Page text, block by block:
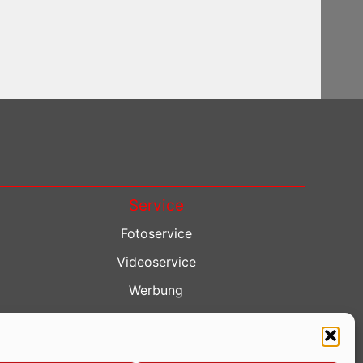
Service
Fotoservice
Videoservice
Werbung